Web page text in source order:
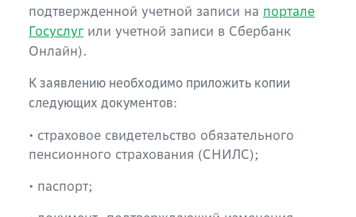
подтвержденной учетной записи на портале
Госуслуг или учетной записи в Сбербанк
Онлайн).
К заявлению необходимо приложить копии
следующих документов:
• страховое свидетельство обязательного
пенсионного страхования (СНИЛС);
• паспорт;